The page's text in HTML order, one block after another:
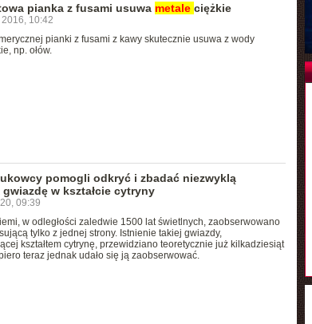
pianka z fusami usuwa metale ciężkie
10:42
pianki z fusami z kawy skutecznie usuwa z wody
np. ołów.
pomogli odkryć i zbadać niezwyklą
w kształcie cytryny
09:39
w odległości zaledwie 1500 lat świetlnych, zaobserwowano
tylko z jednej strony. Istnienie takiej gwiazdy,
kształtem cytrynę, przewidziano teoretycznie już kilkadziesiąt
teraz jednak udało się ją zaobserwować.